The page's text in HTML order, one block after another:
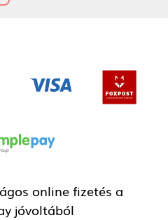
online fizetés a
jóvoltából